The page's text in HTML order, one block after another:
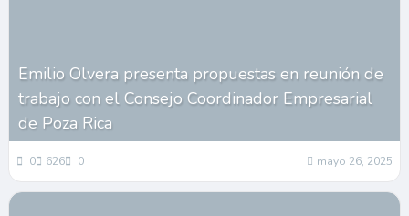
Emilio Olvera presenta propuestas en reunión de
trabajo con el Consejo Coordinador Empresarial
de Poza Rica
0 626 0 mayo 26, 2025